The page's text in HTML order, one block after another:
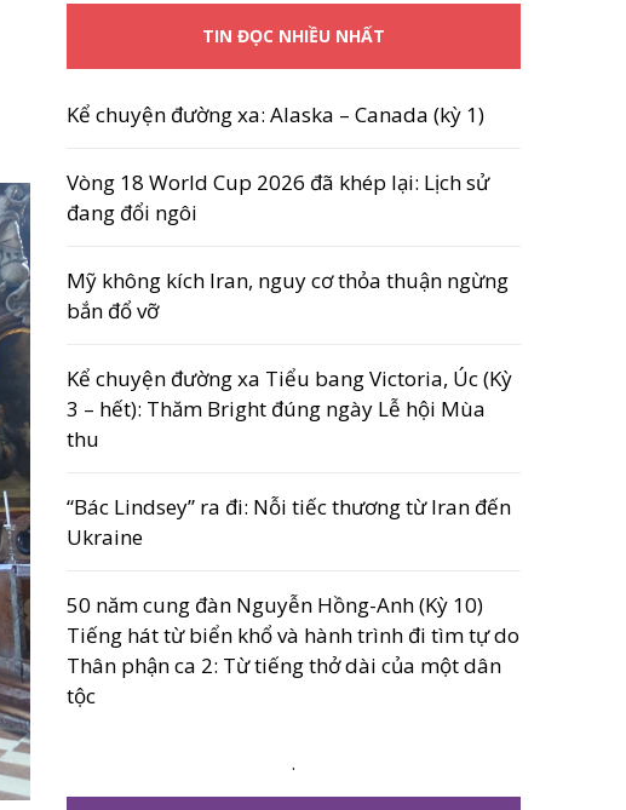
TIN ĐỌC NHIỀU NHẤT
Kể chuyện đường xa: Alaska – Canada (kỳ 1)
Vòng 18 World Cup 2026 đã khép lại: Lịch sử
đang đổi ngôi
Mỹ không kích Iran, nguy cơ thỏa thuận ngừng
bắn đổ vỡ
Kể chuyện đường xa Tiểu bang Victoria, Úc (Kỳ
3 – hết): Thăm Bright đúng ngày Lễ hội Mùa
thu
“Bác Lindsey” ra đi: Nỗi tiếc thương từ Iran đến
Ukraine
50 năm cung đàn Nguyễn Hồng-Anh (Kỳ 10)
Tiếng hát từ biển khổ và hành trình đi tìm tự do
Thân phận ca 2: Từ tiếng thở dài của một dân
tộc
.